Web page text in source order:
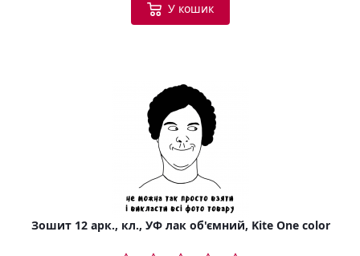
У кошик
Зошит 12 арк., кл., УФ лак об'ємний, Kite One color